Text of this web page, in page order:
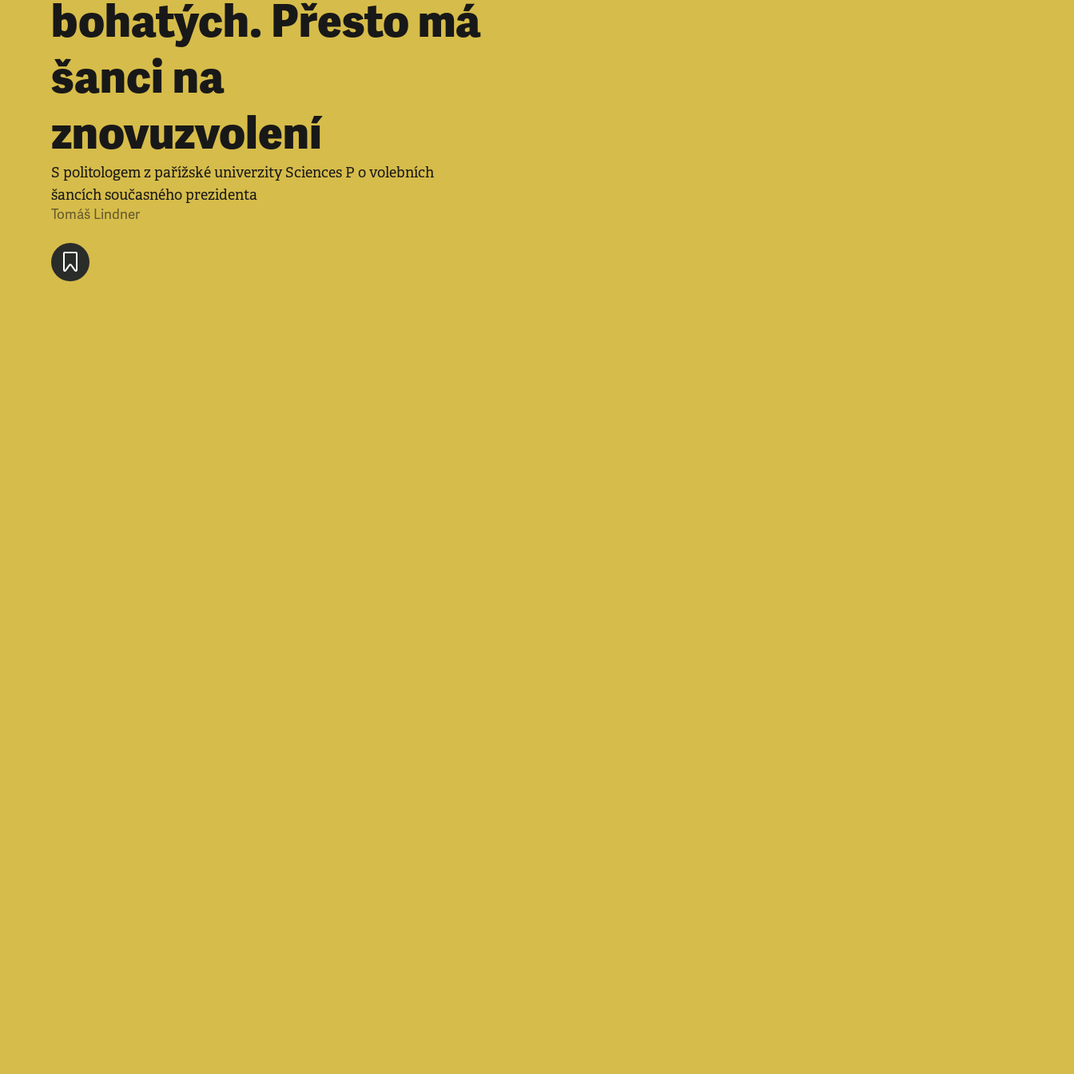
bohatých. Přesto má
šanci na
znovuzvolení
S politologem z pařížské univerzity Sciences P o volebních
šancích současného prezidenta
Tomáš Lindner